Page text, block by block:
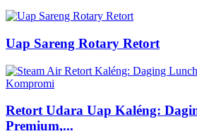
Uap Sareng Rotary Retort
Retort Udara Uap Kaléng:
Premium,...